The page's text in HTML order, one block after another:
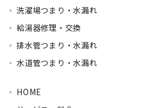
洗濯場つまり・水漏れ
給湯器修理・交換
排水管つまり・水漏れ
水道管つまり・水漏れ
HOME